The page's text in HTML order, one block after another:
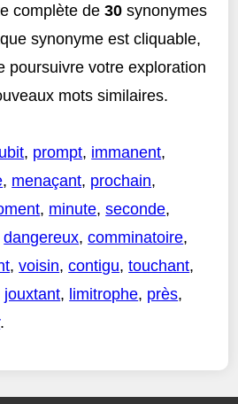
complète de30 synonymes
synonyme est cliquable,
poursuivre votre exploration
mots similaires.
, prompt, immanent,
, menaçant, prochain,
, minute,seconde,
dangereux,comminatoire,
,voisin,contigu,touchant,
jouxtant, limitrophe, près,
.